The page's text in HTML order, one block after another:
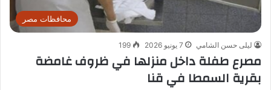
محافظات مصر
ليلى حسن الشامي 7 يونيو 2026 199
مصرع طفلة داخل منزلها في ظروف غامضة
بقرية السمطا في قنا